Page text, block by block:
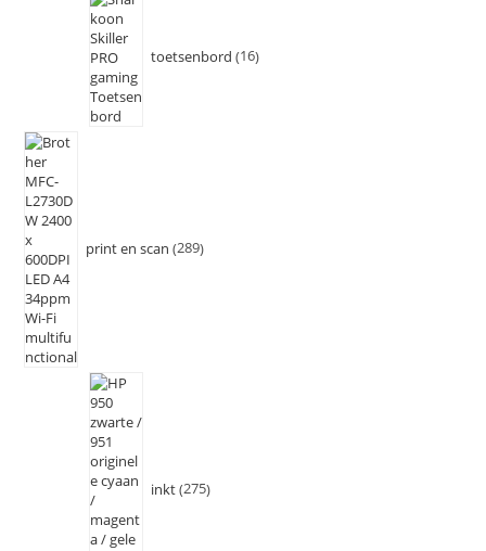
toetsenbord 16
print en scan 289
inkt 275